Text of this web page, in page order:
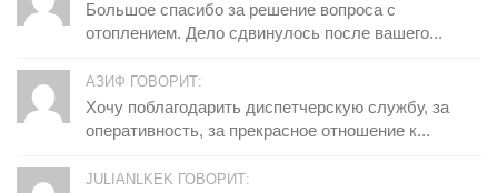
Большое спасибо за решение вопроса с
отоплением. Дело сдвинулось после вашего...
АЗИФ ГОВОРИТ:
Хочу поблагодарить диспетчерскую службу, за
оперативность, за прекрасное отношение к...
JULIANLKEK ГОВОРИТ: